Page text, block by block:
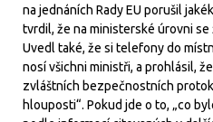
na jednáních Rady EU porušil
tvrdil, že na ministerské úrovni
Uvedl také, že si telefony do
nosí všichni ministři, a prohlásil,
zvláštních bezpečnostních
hlouposti“. Pokud jde o to, „co